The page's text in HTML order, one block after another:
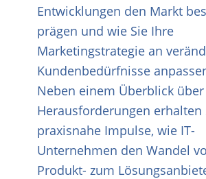
Entwicklungen den Markt
prägen und wie Sie Ihre
Marketingstrategie an
Kundenbedürfnisse
Neben einem Überblick
Herausforderungen erhalten
praxisnahe Impulse, wie IT-
Unternehmen den Wandel
Produkt- zum